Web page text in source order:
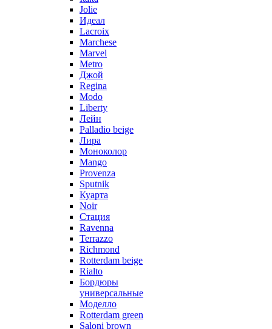
Jolie
Идеал
Lacroix
Marchese
Marvel
Metro
Джой
Regina
Modo
Liberty
Лейн
Palladio beige
Лира
Моноколор
Mango
Provenza
Sputnik
Куарта
Noir
Стация
Ravenna
Terrazzo
Richmond
Rotterdam beige
Rialto
Бордюры
универсальные
Моделло
Rotterdam green
Saloni brown